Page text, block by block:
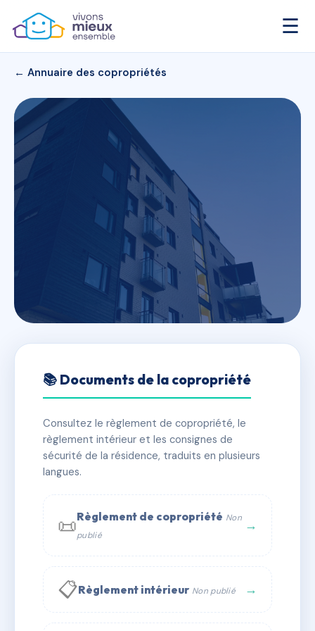
☰
← Annuaire des copropriétés
GOLF V - MS30615
✓ Immatriculée 🏠 4 lots 🏗 1 bâtiment(s)
📞 Contacter Syndic Digital
📚 Documents de la copropriété
Consultez le règlement de copropriété, le
règlement intérieur et les consignes de
sécurité de la résidence, traduits en plusieurs
langues.
📜Règlement de copropriété Non
publié
→
📋Règlement intérieur Non publié →